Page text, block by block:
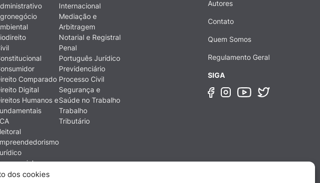
dos cookies
Comparado
Digital
Humanos e
Internacional
Mediação e
Arbitragem
Notarial e Registral
Penal
Português Jurídico
Previdenciário
Processo Civil
Segurança e
Saúde no Trabalho
Trabalho
Tributário
Autores
Contato
Quem Somos
Regulamento Geral
SIGA